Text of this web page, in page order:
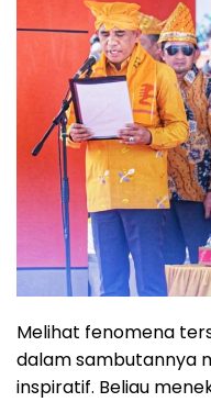
Melihat fenomena
dalam sambutannya
inspiratif. Beliau